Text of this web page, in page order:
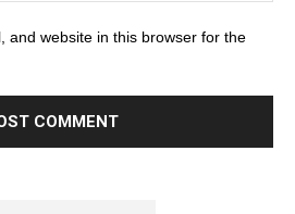
and website in this browser for the